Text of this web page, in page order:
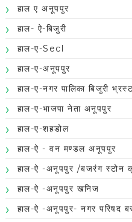
हाल ए अनूपपुर
हाल- ऐ-बिजुरी
हाल-ए-Secl
हाल-ए-अनूपपुर
हाल-ए-नगर पालिका बिजुरी
हाल-ए-भाजपा नेता अनूपपुर
हाल-ए-शहडोल
हाल-ऐ - वन मण्डल अनूपपुर
हाल-ऐ -अनूपपुर /बजरंग स्टोन
हाल-ऐ -अनूपपुर खनिज
हाल-ऐ -अनूपपुर- नगर परिषद